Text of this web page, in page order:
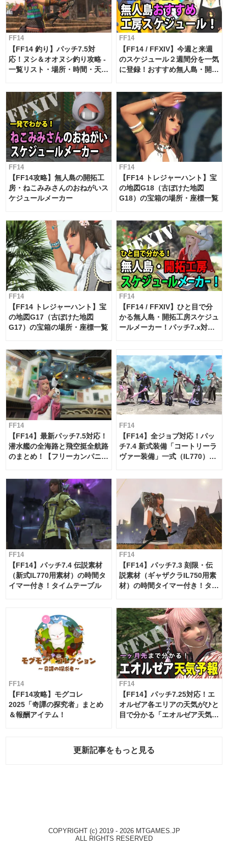
FF14
【FF14 釣り】パッチ7.5対
応！ヌシ＆オオヌシ釣り攻略 -
一覧リスト・場所・時間・天
FF14
【FF14 / FFXIV】今週と来週
のスケジュール２週間分を一気
に登録！おすすめ無人島・開拓
FF14
【FF14攻略】無人島の開拓工
房・ねこみみさんのおねがいス
ケジュールメーカー
FF14
【FF14 トレジャーハント】宝
の地図G18（古ぼけた地図
G18）の宝箱の場所・座標一覧
FF14
【FF14 トレジャーハント】宝
の地図G17（古ぼけた地図
G17）の宝箱の場所・座標一覧
FF14
【FF14 / FFXIV】ひと目で分
かる無人島・開拓工房スケジュ
ールメーカー！パッチ7.x対応
FF14
【FF14】最新パッチ7.5対応！
潜水艦の全海路と飛空挺全航路
のまとめ！【フリーカンパニ
FF14
【FF14】全ジョブ対応！パッ
チ7.4 新式装備「コートリーラ
ヴァー装備」一式（IL770）の
FF14
【FF14】パッチ7.4 伝説素材
（新式IL770用素材）の時間タ
イマー付き！タイムテーブル
FF14
【FF14】パッチ7.3 刻限・伝
説素材（ギャザクラIL750用素
材）の時間タイマー付き！タイ
FF14
【FF14攻略】モグコレ
2025「奇譚の探究者」まとめ
＆報酬アイテム！
FF14
【FF14】パッチ7.25対応！エ
オルゼア各エリアの天気がひと
目で分かる「エオルゼア天気予
更新記事をもっと見る
COPYRIGHT (c) 2019 - 2026 MTGAMES.JP
ALL RIGHTS RESERVED